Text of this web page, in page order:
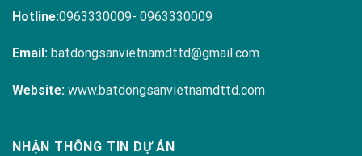
Hotline:0963330009- 0963330009
Email: batdongsanvietnamdttd@gmail.com
Website: www.batdongsanvietnamdttd.com
NHẬN THÔNG TIN DỰ ÁN